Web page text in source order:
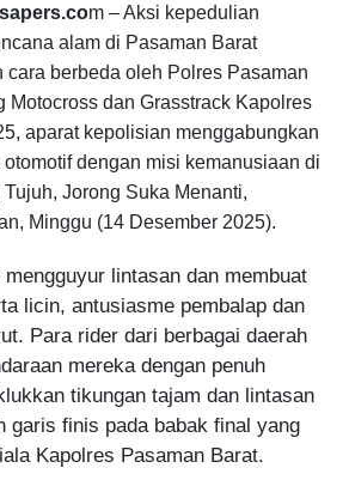
m – Aksi kepedulian
alam di Pasaman Barat
berbeda oleh Polres Pasaman
Motocross dan Grasstrack Kapolres
aparat kepolisian menggabungkan
dengan misi kemanusiaan di
Jorong Suka Menanti,
Minggu (14 Desember 2025).
lintasan dan membuat
licin, antusiasme pembalap dan
Para rider dari berbagai daerah
mereka dengan penuh
tikungan tajam dan lintasan
garis finis pada babak final yang
Kapolres Pasaman Barat.